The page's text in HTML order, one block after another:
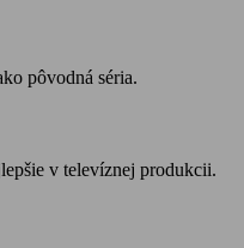
pôvodná séria.
v televíznej produkcii.